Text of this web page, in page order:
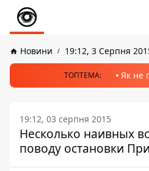
Новини 19:12, 3 Серпня
ТОПТЕМА: Як не
19:12, 03 серпня 2015
Несколько наивных
поводу остановки